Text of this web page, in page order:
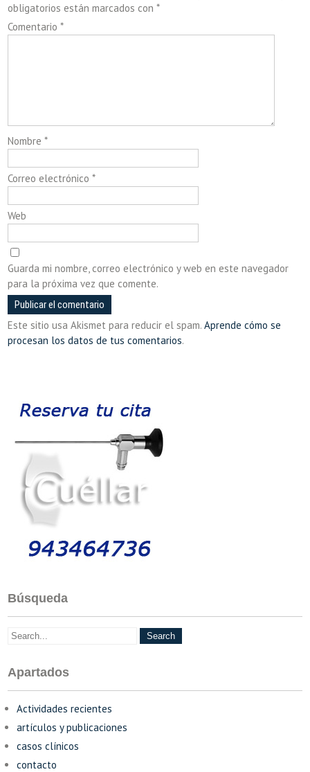
obligatorios están marcados con*
Comentario*
Nombre*
Correo electrónico*
Web
Guarda mi nombre, correo electrónico y web en este navegador
para la próxima vez que comente.
Este sitio usa Akismet para reducir el spam.Aprende cómo se
procesan los datos de tus comentarios.
Búsqueda
Apartados
Actividades recientes
artículos y publicaciones
casos clínicos
contacto